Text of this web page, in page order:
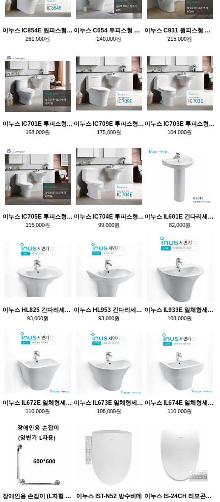
이누스 IC854E 원피스형 양변기
261,000원
이누스 C654 투피스형 양변기
240,000원
이누스 C931 원피스형 양변기
215,000원
이누스 IC701E 투피스형 양변기
168,000원
이누스 IC709E 투피스형 양변기
175,000원
이누스 IC703E 투피스형 양변기
104,000원
이누스 IC705E 투피스형 양변기
115,000원
이누스 IC704E 투피스형 양변기
99,000원
이누스 IL601E 긴다리세면기
82,000원
이누스 HL825 긴다리세면기
93,000원
이누스 HL953 긴다리세면기
93,000원
이누스 IL933E 일체형세면기
108,000원
이누스 IL672E 일체형세면기
110,000원
이누스 IL673E 일체형세면기
108,000원
이누스 IL674E 일체형세면기
110,000원
장애인용 손잡이 (L자형 600*600) 이누스 IST-N52 방수비데 이누스 IS-24CH 리모콘형 방수비데